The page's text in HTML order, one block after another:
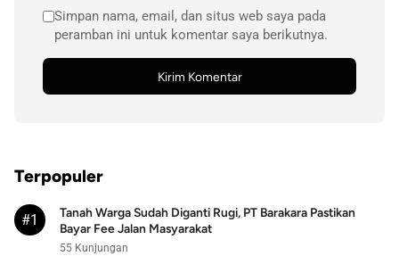
Simpan nama, email, dan situs web saya pada
peramban ini untuk komentar saya berikutnya.
Terpopuler
#1
Tanah Warga Sudah Diganti Rugi, PT Barakara Pastikan
Bayar Fee Jalan Masyarakat
55 Kunjungan